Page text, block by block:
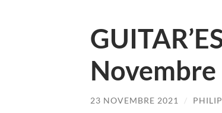
23 NOVEMBRE 2021 /